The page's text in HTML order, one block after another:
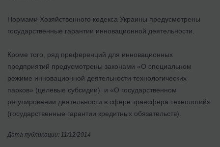
Нормами Хозяйственного кодекса Украины предусмотрены
государственные гарантии инновационной деятельности.
Кроме того, ряд преференций для инновационных
предприятий предусмотрены законами «О специальном
режиме инновационной деятельности технологических
парков» (целевые субсидии) и «О государственном
регулировании деятельности в сфере трансфера технологий»
(государственные гарантии кредитных обязательств).
Дата публикации: 11/12/2014